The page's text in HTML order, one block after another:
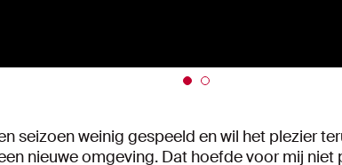
seizoen weinig gespeeld en wil het plezier
nieuwe omgeving. Dat hoefde voor mij niet